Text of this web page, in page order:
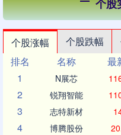
个股
个股涨幅 个股跌幅
排名
名称 最
1
N展芯
2 锐翔智能
3 志特新材
4 博腾股份